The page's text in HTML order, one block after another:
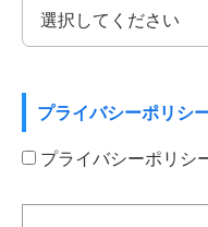
プライバシーポリシ
プライバシーポリシ